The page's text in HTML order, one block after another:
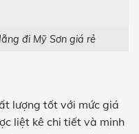
đi Mỹ Sơn giá rẻ
lượng tốt với mức giá
liệt kê chi tiết và minh